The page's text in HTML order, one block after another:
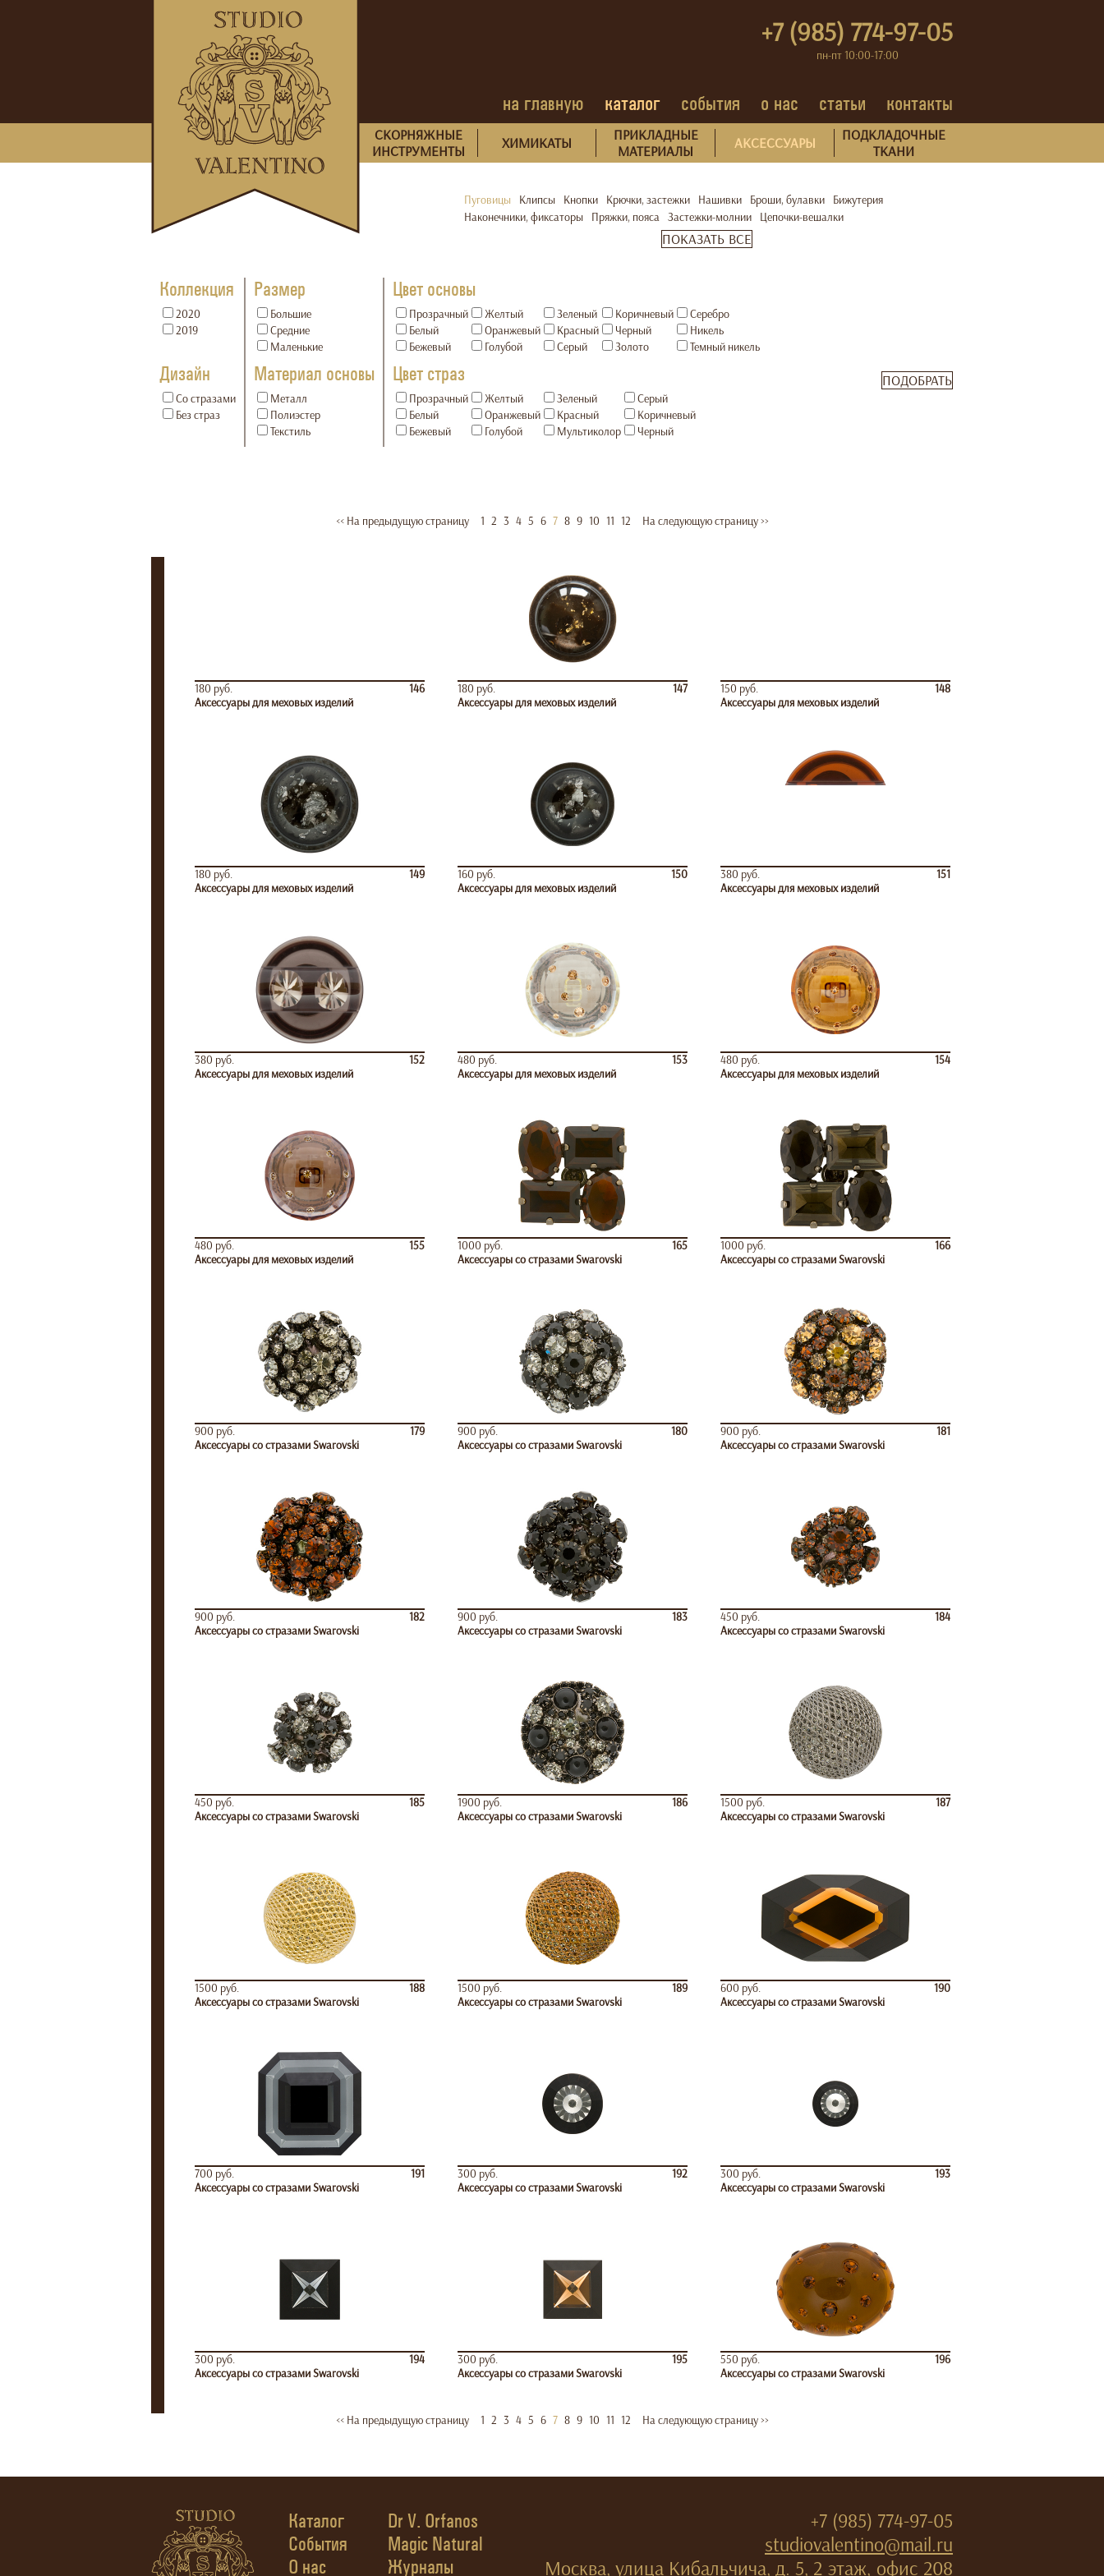
+7 (985) 774-97-05
пн-пт 10:00-17:00
на главную каталог события о нас статьи контакты
СКОРНЯЖНЫЕ
ИНСТРУМЕНТЫ
ХИМИКАТЫ
ПРИКЛАДНЫЕ
МАТЕРИАЛЫ
АКСЕССУАРЫ
ПОДКЛАДОЧНЫЕ
ТКАНИ
Пуговицы Клипсы Кнопки Крючки, застежки Нашивки Броши, булавки
Бижутерия
Наконечники, фиксаторы
Пряжки, пояса Застежки-молнии Цепочки-вешалки
ПОКАЗАТЬ ВСЕ
Коллекция
2020
2019
Дизайн
Со стразами
Без страз
Размер
Большие
Средние
Маленькие
Материал основы
Металл
Полиэстер
Текстиль
Цвет основы
Прозрачный
Белый
Бежевый
Желтый
Оранжевый
Голубой
Зеленый
Красный
Серый
Коричневый
Черный
Золото
Серебро
Никель
Темный никель
Цвет страз
Прозрачный
Белый
Бежевый
Желтый
Оранжевый
Голубой
Зеленый
Красный
Мультиколор
Серый
Коричневый
Черный
ПОДОБРАТЬ
<< На предыдущую страницу 1 2 3 4 5 6 7 8 9 10 11 12 На следующую страницу >>
180 руб.
146
Аксессуары для меховых изделий
180 руб.
147
Аксессуары для меховых изделий
150 руб.
148
Аксессуары для меховых изделий
180 руб.
149
Аксессуары для меховых изделий
160 руб.
150
Аксессуары для меховых изделий
380 руб.
151
Аксессуары для меховых изделий
380 руб.
152
Аксессуары для меховых изделий
480 руб.
153
Аксессуары для меховых изделий
480 руб.
154
Аксессуары для меховых изделий
480 руб.
155
Аксессуары для меховых изделий
1000 руб.
165
Аксессуары со стразами Swarovski
1000 руб.
166
Аксессуары со стразами Swarovski
900 руб.
179
Аксессуары со стразами Swarovski
900 руб.
180
Аксессуары со стразами Swarovski
900 руб.
181
Аксессуары со стразами Swarovski
900 руб.
182
Аксессуары со стразами Swarovski
900 руб.
183
Аксессуары со стразами Swarovski
450 руб.
184
Аксессуары со стразами Swarovski
450 руб.
185
Аксессуары со стразами Swarovski
1900 руб.
186
Аксессуары со стразами Swarovski
1500 руб.
187
Аксессуары со стразами Swarovski
1500 руб.
188
Аксессуары со стразами Swarovski
1500 руб.
189
Аксессуары со стразами Swarovski
600 руб.
190
Аксессуары со стразами Swarovski
700 руб.
191
Аксессуары со стразами Swarovski
300 руб.
192
Аксессуары со стразами Swarovski
300 руб.
193
Аксессуары со стразами Swarovski
300 руб.
194
Аксессуары со стразами Swarovski
300 руб.
195
Аксессуары со стразами Swarovski
550 руб.
196
Аксессуары со стразами Swarovski
<< На предыдущую страницу 1 2 3 4 5 6 7 8 9 10 11 12 На следующую страницу >>
Каталог
События
О нас
Dr V. Orfanos
Magic Natural
Журналы
+7 (985) 774-97-05
studiovalentino@mail.ru
Москва, улица Кибальчича, д. 5, 2 этаж, офис 208